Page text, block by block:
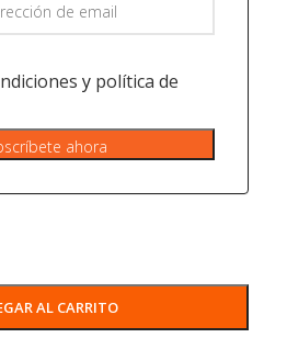
y política de
ahora
AL CARRITO